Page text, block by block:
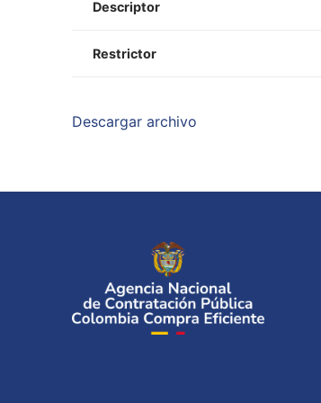
Descriptor
Restrictor
Descargar archivo